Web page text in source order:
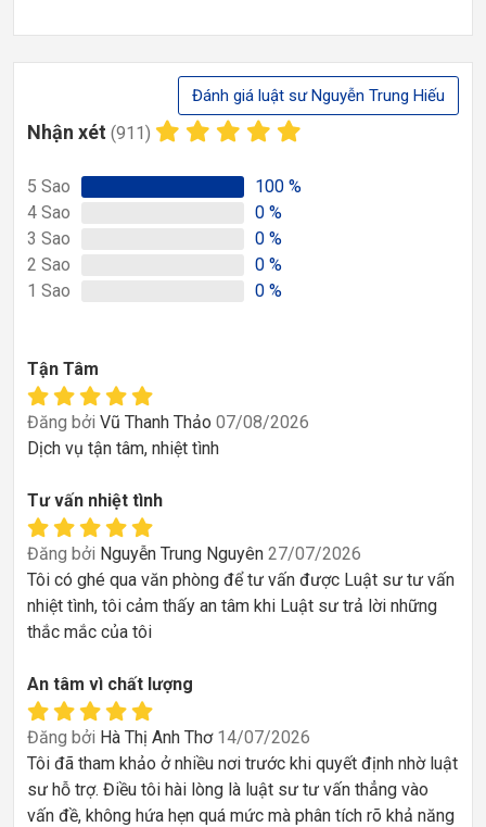
Đánh giá luật sư Nguyễn Trung Hiếu
Nhận xét (911)
5 Sao 100 %
4 Sao 0 %
3 Sao 0 %
2 Sao 0 %
1 Sao 0 %
Tận Tâm
Đăng bởi Vũ Thanh Thảo 07/08/2026
Dịch vụ tận tâm, nhiệt tình
Tư vấn nhiệt tình
Đăng bởi Nguyễn Trung Nguyên 27/07/2026
Tôi có ghé qua văn phòng để tư vấn được Luật sư tư vấn
nhiệt tình, tôi cảm thấy an tâm khi Luật sư trả lời những
thắc mắc của tôi
An tâm vì chất lượng
Đăng bởi Hà Thị Anh Thơ 14/07/2026
Tôi đã tham khảo ở nhiều nơi trước khi quyết định nhờ luật
sư hỗ trợ. Điều tôi hài lòng là luật sư tư vấn thẳng vào
vấn đề, không hứa hẹn quá mức mà phân tích rõ khả năng